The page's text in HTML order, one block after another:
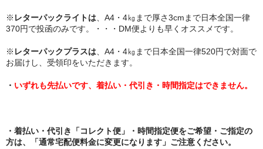
※ レターパックライトは 、A4・4㎏まで厚さ3cmまで日本全国一律
370円で投函のみです。・・・DM便よりも早くオススメです。
※ レターパックプラスは 、A4・4㎏まで日本全国一律520円で対面で
お届けし、受領印をいただきます。
・ いずれも先払いです、着払い・代引き・時間指定はできません。
・着払い・代引き「コレクト便」・時間指定便をご希望・ご指定の
方は、「通常宅配便料金に変更になります」ご注意ください。